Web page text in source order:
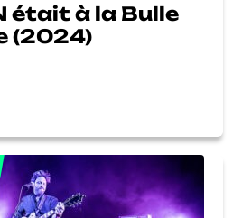
était à la Bulle
(2024)